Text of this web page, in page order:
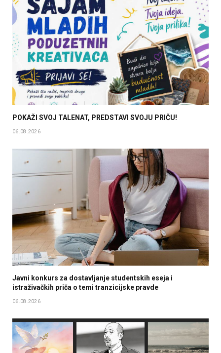
POKAŽI SVOJ TALENAT, PREDSTAVI SVOJU PRIČU!
06.08.2026
Javni konkurs za dostavljanje studentskih eseja i
istraživačkih priča o temi tranzicijske pravde
06.08.2026